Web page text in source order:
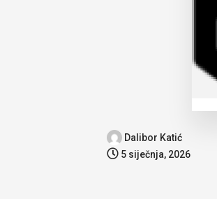
Dalibor Katić
5 siječnja, 2026